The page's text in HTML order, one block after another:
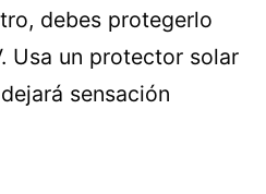
debes protegerlo
Usa un protector solar
sensación